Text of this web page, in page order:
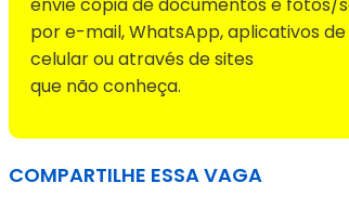
envie cópia de documentos e fotos/
por e-mail, WhatsApp, aplicativos de
celular ou através de sites
que não conheça.
COMPARTILHE ESSA VAGA